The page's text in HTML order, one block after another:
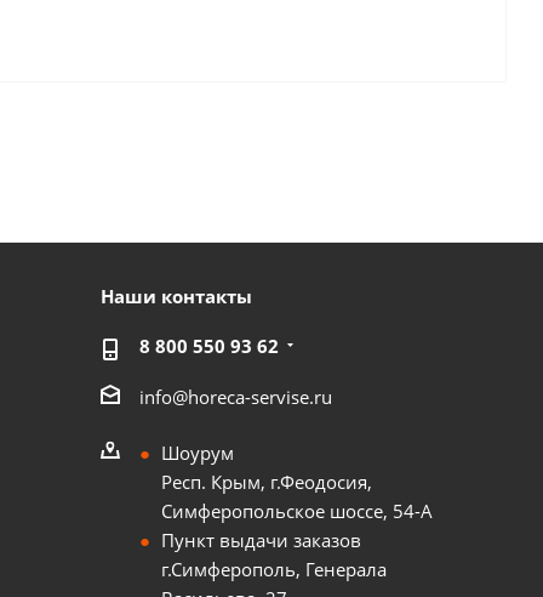
Наши контакты
8 800 550 93 62
info@horeca-servise.ru
Шоурум
Респ. Крым, г.Феодосия,
Симферопольское шоссе, 54-А
Пункт выдачи заказов
г.Симферополь, Генерала